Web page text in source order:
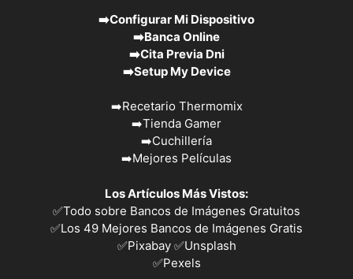
➡️Configurar Mi Dispositivo
➡️Banca Online
➡️Cita Previa Dni
➡️Setup My Device
➡️Recetario Thermomix
➡️Tienda Gamer
➡️Cuchillería
➡️Mejores Películas
Los Artículos Más Vistos:
✅Todo sobre Bancos de Imágenes Gratuitos
✅Los 49 Mejores Bancos de Imágenes Gratis
✅Pixabay ✅Unsplash
✅Pexels